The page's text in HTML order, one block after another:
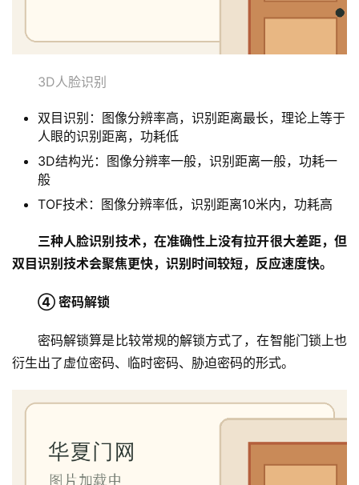
户
3D人脸识别
双目识别：图像分辨率高，识别距离最长，理论上等于
人眼的识别距离，功耗低
3D结构光：图像分辨率一般，识别距离一般，功耗一
般
TOF技术：图像分辨率低，识别距离10米内，功耗高
三种人脸识别技术，在准确性上没有拉开很大差距，但
双目识别技术会聚焦更快，识别时间较短，反应速度快。
④ 密码解锁
密码解锁算是比较常规的解锁方式了，在智能门锁上也
衍生出了虚位密码、临时密码、胁迫密码的形式。